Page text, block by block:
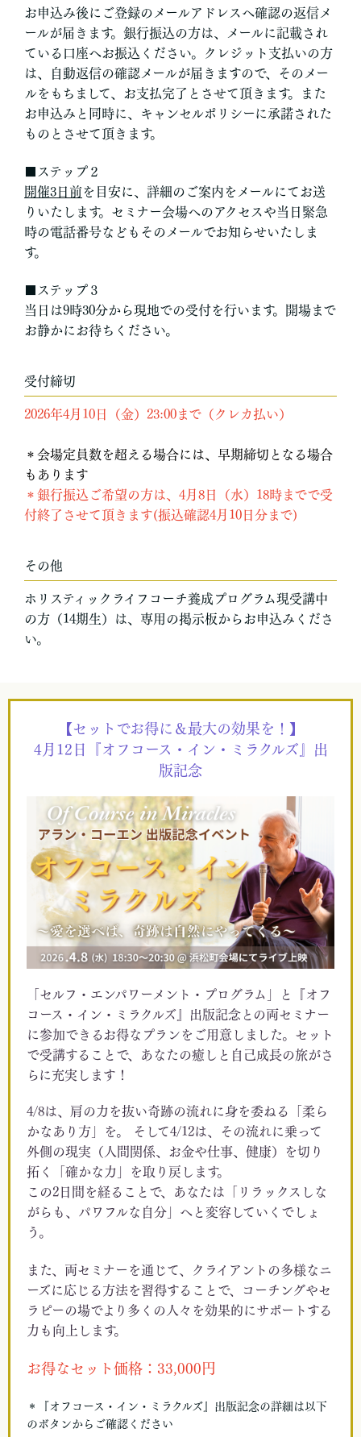
お申込み後にご登録のメールアドレスへ確認の返信メ
ールが届きます。銀行振込の方は、メールに記載され
ている口座へお振込ください。クレジット支払いの方
は、自動返信の確認メールが届きますので、そのメー
ルをもちまして、お支払完了とさせて頂きます。また
お申込みと同時に、キャンセルポリシーに承諾された
ものとさせて頂きます。
■ステップ２
開催3日前を目安に、詳細のご案内をメールにてお送
りいたします。セミナー会場へのアクセスや当日緊急
時の電話番号などもそのメールでお知らせいたしま
す。
■ステップ３
当日は9時30分から現地での受付を行います。開場まで
お静かにお待ちください。
受付締切
2026年4月10日（金）23:00まで（クレカ払い）
＊会場定員数を超える場合には、早期締切となる場合
もあります
＊銀行振込ご希望の方は、4月8日（水）18時までで受
付終了させて頂きます(振込確認4月10日分まで)
その他
ホリスティックライフコーチ養成プログラム現受講中
の方（14期生）は、専用の掲示板からお申込みくださ
い。
【セットでお得に＆最大の効果を！】
4月12日『オフコース・イン・ミラクルズ』出
版記念
「セルフ・エンパワーメント・プログラム」と『オフ
コース・イン・ミラクルズ』出版記念との両セミナー
に参加できるお得なプランをご用意しました。セット
で受講することで、あなたの癒しと自己成長の旅がさ
らに充実します！
4/8は、肩の力を抜い奇跡の流れに身を委ねる「柔ら
かなあり方」を。 そして4/12は、その流れに乗って
外側の現実（人間関係、お金や仕事、健康）を切り
拓く「確かな力」を取り戻します。
この2日間を経ることで、あなたは「リラックスしな
がらも、パワフルな自分」へと変容していくでしょ
う。
また、両セミナーを通じて、クライアントの多様なニ
ーズに応じる方法を習得することで、コーチングやセ
ラピーの場でより多くの人々を効果的にサポートする
力も向上します。
お得なセット価格：33,000円
＊『オフコース・イン・ミラクルズ』出版記念の詳細は以下
のボタンからご確認ください